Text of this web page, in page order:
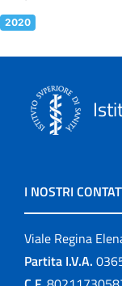
2020
I NOSTRI
Viale Regina
Partita I.V.A.